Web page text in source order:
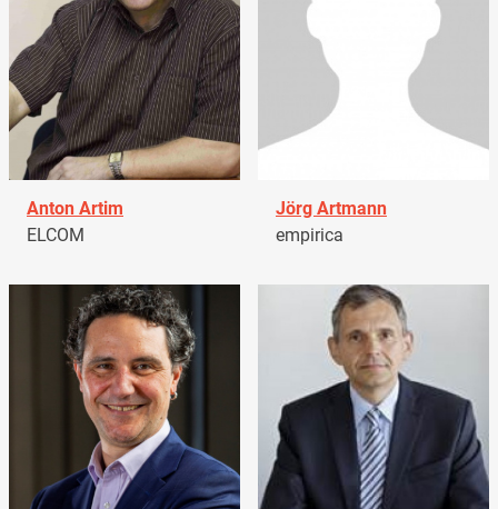
Anton Artim
ELCOM
Jörg Artmann
empirica